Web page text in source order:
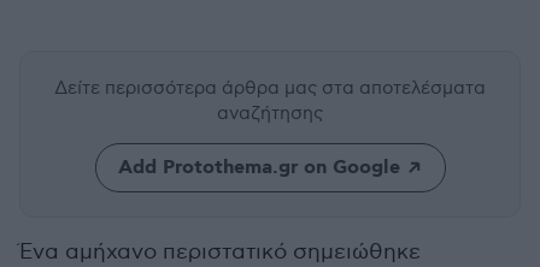
Δείτε περισσότερα άρθρα μας στα αποτελέσματα
αναζήτησης
Add Protothema.gr on Google
Ένα αμήχανο περιστατικό σημειώθηκε